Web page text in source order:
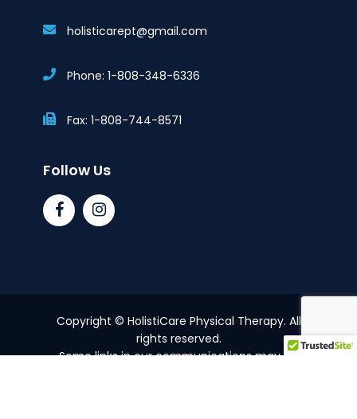
holisticarept@gmail.com
Phone: 1-808-348-6336
Fax: 1-808-744-8571
Follow Us
Copyright © HolistiCare Physical Therapy. All
rights reserved.
Some links in our communications may be